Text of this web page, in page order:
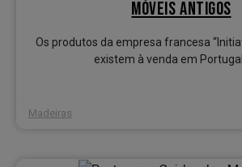
MÓVEIS ANTIGOS
Os produtos da empresa francesa
existem à venda em Portugal
Madeiras